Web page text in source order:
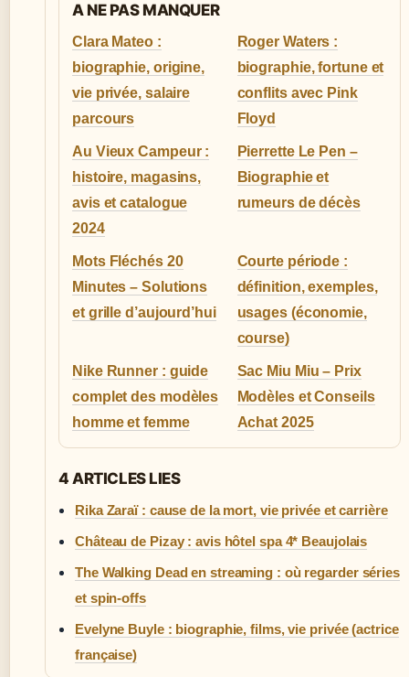
A NE PAS MANQUER
Clara Mateo :
biographie, origine,
vie privée, salaire
parcours
Roger Waters :
biographie, fortune et
conflits avec Pink
Floyd
Au Vieux Campeur :
histoire, magasins,
avis et catalogue
2024
Pierrette Le Pen –
Biographie et
rumeurs de décès
Mots Fléchés 20
Minutes – Solutions
et grille d’aujourd’hui
Courte période :
définition, exemples,
usages (économie,
course)
Nike Runner : guide
complet des modèles
homme et femme
Sac Miu Miu – Prix
Modèles et Conseils
Achat 2025
4 ARTICLES LIES
Rika Zaraï : cause de la mort, vie privée et carrière
Château de Pizay : avis hôtel spa 4* Beaujolais
The Walking Dead en streaming : où regarder séries
et spin-offs
Evelyne Buyle : biographie, films, vie privée (actrice
française)